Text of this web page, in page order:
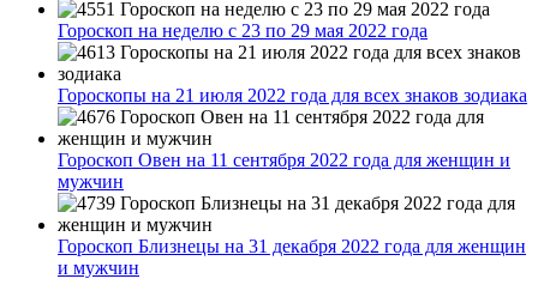
Гороскоп на неделю с 23 по 29 мая 2022 года
Гороскопы на 21 июля 2022 года для всех знаков зодиака
Гороскоп Овен на 11 сентября 2022 года для женщин и
мужчин
Гороскоп Близнецы на 31 декабря 2022 года для женщин
и мужчин